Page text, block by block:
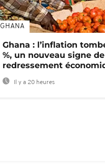
GHANA
Ghana : l’inflation
%, un nouveau signe de
redressement
Il y a 20 heures